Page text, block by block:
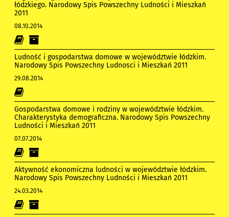
łódzkiego. Narodowy Spis Powszechny Ludności i Mieszkań
2011
08.10.2014
Ludność i gospodarstwa domowe w województwie łódzkim.
Narodowy Spis Powszechny Ludnosci i Mieszkań 2011
29.08.2014
Gospodarstwa domowe i rodziny w województwie łódzkim.
Charakterystyka demograficzna. Narodowy Spis Powszechny
Ludności i Mieszkań 2011
07.07.2014
Aktywność ekonomiczna ludności w województwie łódzkim.
Narodowy Spis Powszechny Ludności i Mieszkań 2011
24.03.2014